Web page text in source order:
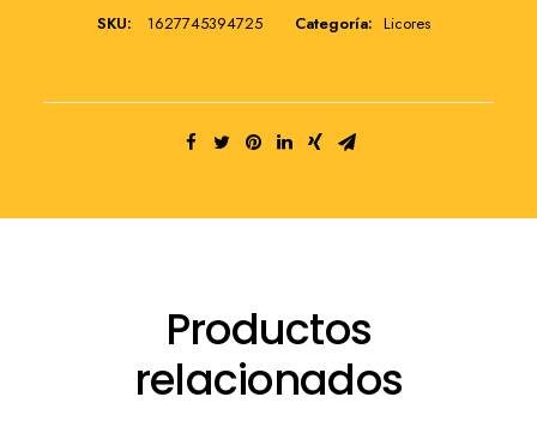
SKU: 1627745394725 Categoría: Licores
Productos
relacionados